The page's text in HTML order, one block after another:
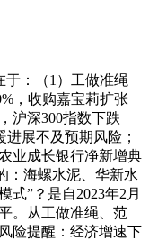
：（1）工做准绳
，收购嘉宝莉扩张
沪深300指数下跌
进展不及预期风险；
业成长银行净新增典
：海螺水泥、华新水
式”？是自2023年2月
。从工做准绳、范
险提醒：经济增速下